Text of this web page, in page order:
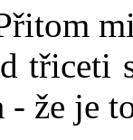
třiceti
že je